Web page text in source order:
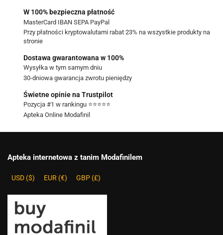
W 100% bezpieczna płatność
MasterCard IBAN SEPA PayPal
Przy płatności kryptowalutami rabat 23% na wszystkie produkty na
stronie
Dostawa gwarantowana w 100%
Wysyłka w tym samym dniu
30-dniowa gwarancja zwrotu pieniędzy
Świetne opinie na Trustpilot
Pozycja #1 w rankingu ⭐⭐⭐⭐⭐
Apteka Online Modafinil
Apteka internetowa z tanim Modafinilem
USD ($) EUR (€) GBP (£)